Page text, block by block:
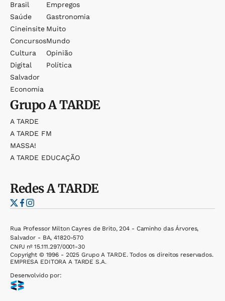
Brasil
Saúde
Cineinsite
Concursos
Cultura
Digital
Salvador
Economia
Empregos
Gastronomia
Muito
Mundo
Opinião
Política
GrupoA TARDE
A TARDE
A TARDE FM
MASSA!
A TARDE EDUCAÇÃO
RedesA TARDE
Rua Professor Milton Cayres de Brito, 204 - Caminho das Árvores,
Salvador - BA, 41820-570
CNPJ nº 15.111.297/0001-30
Copyright © 1996 - 2025 Grupo A TARDE. Todos os direitos reservados.
EMPRESA EDITORA A TARDE S.A.
Desenvolvido por: